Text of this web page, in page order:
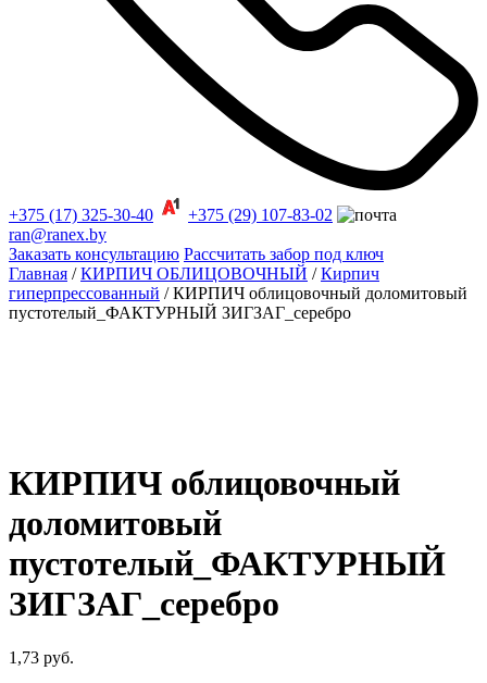
+375 (17) 325-30-40
+375 (29) 107-83-02
ran@ranex.by
Заказать консультацию Рассчитать забор под ключ
Главная /КИРПИЧ ОБЛИЦОВОЧНЫЙ /Кирпич
гиперпрессованный / КИРПИЧ облицовочный доломитовый
пустотелый_ФАКТУРНЫЙ ЗИГЗАГ_серебро
КИРПИЧ облицовочный
доломитовый
пустотелый_ФАКТУРНЫЙ
ЗИГЗАГ_серебро
1,73 руб.